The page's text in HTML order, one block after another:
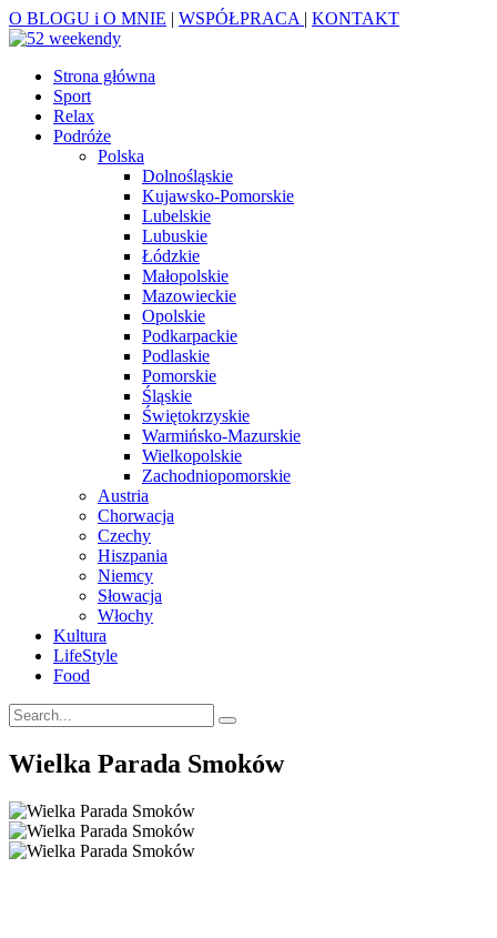
O BLOGU i O MNIE | WSPÓŁPRACA | KONTAKT
Strona główna
Sport
Relax
Podróże
Polska
Dolnośląskie
Kujawsko-Pomorskie
Lubelskie
Lubuskie
Łódzkie
Małopolskie
Mazowieckie
Opolskie
Podkarpackie
Podlaskie
Pomorskie
Śląskie
Świętokrzyskie
Warmińsko-Mazurskie
Wielkopolskie
Zachodniopomorskie
Austria
Chorwacja
Czechy
Hiszpania
Niemcy
Słowacja
Włochy
Kultura
LifeStyle
Food
Wielka Parada Smoków